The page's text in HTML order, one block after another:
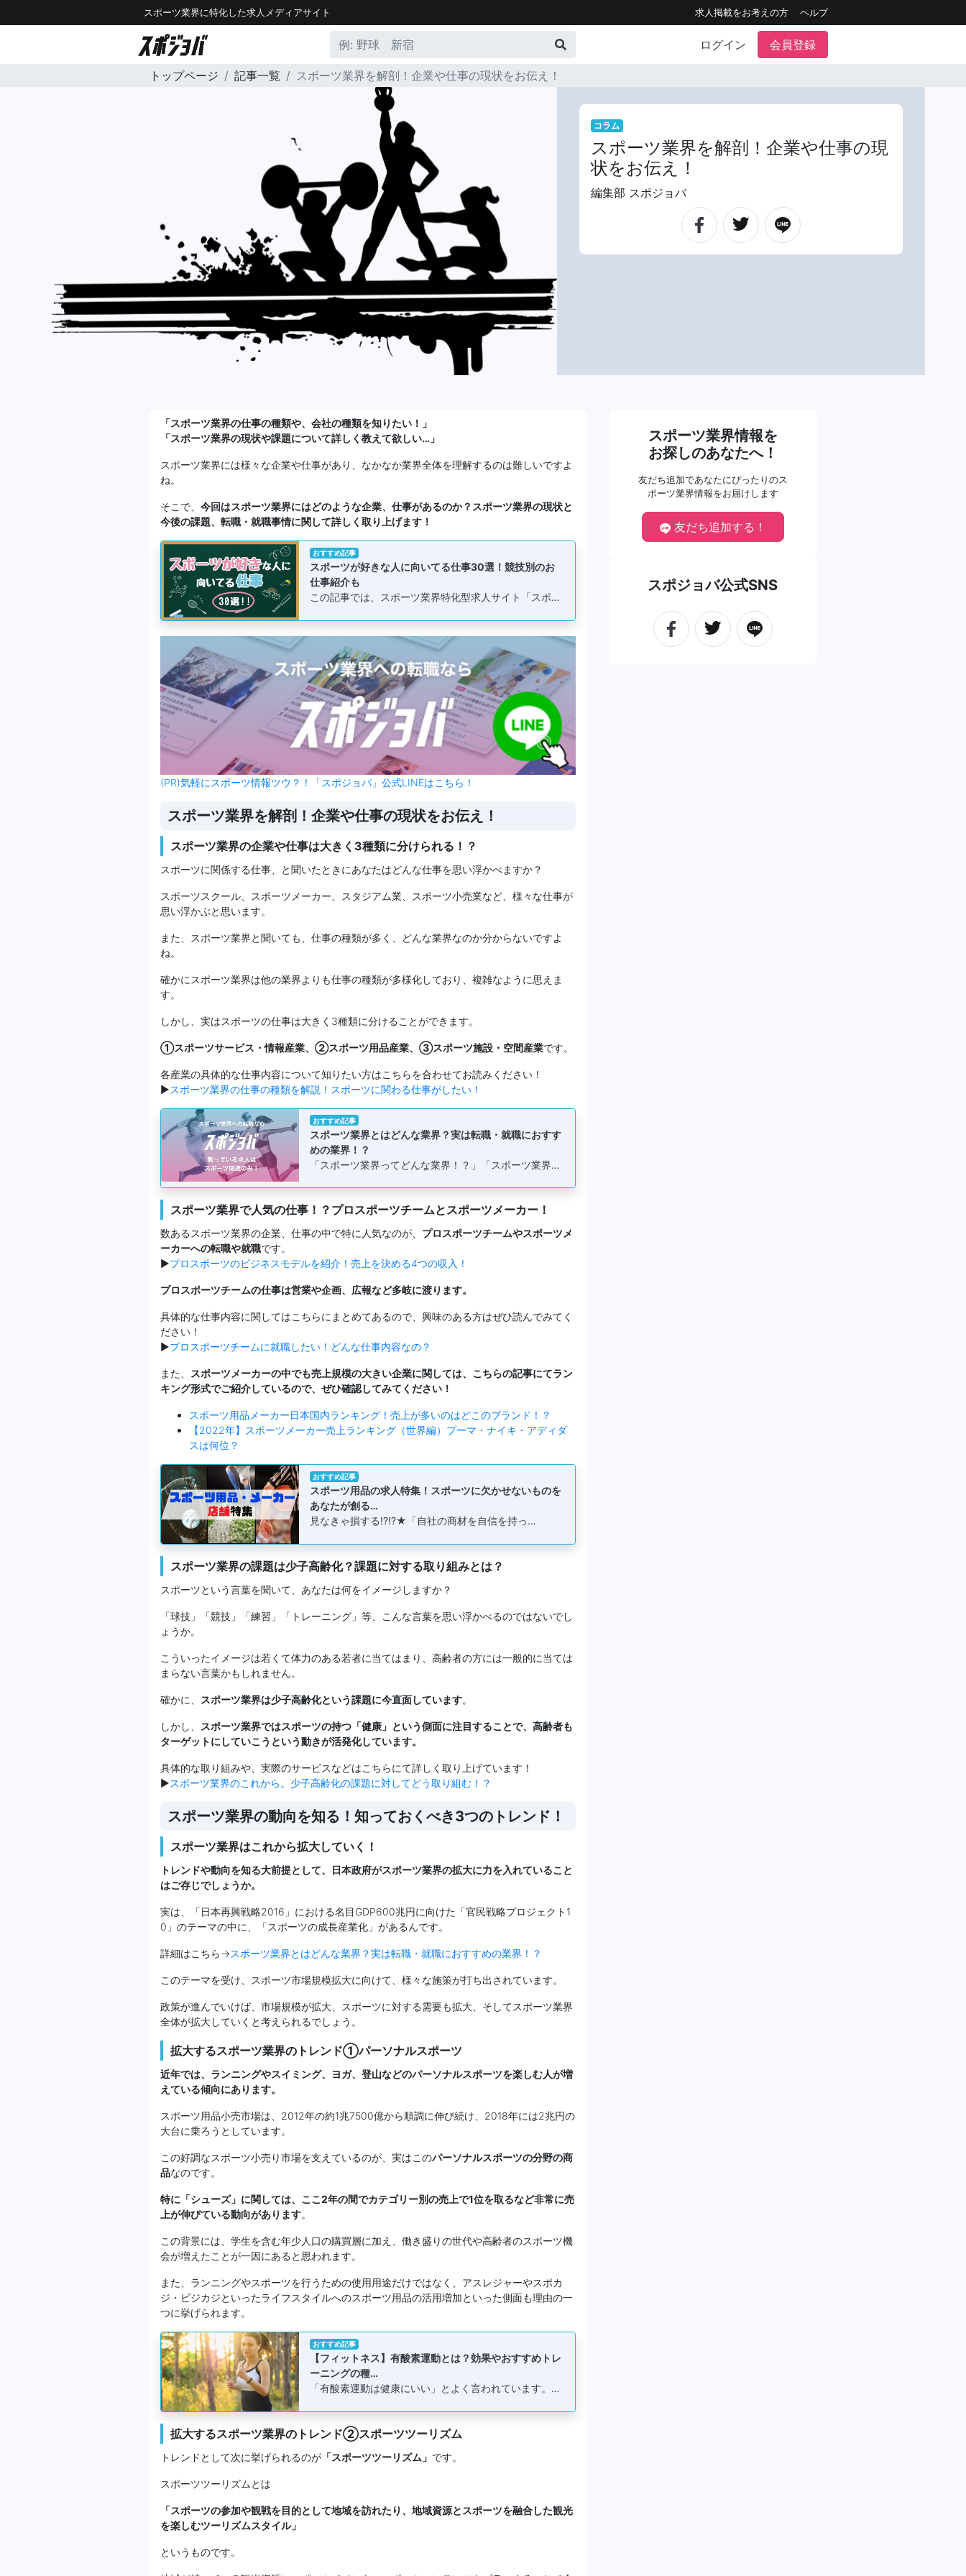
スポーツ業界に特化した求人メディアサイト 求人掲載をお考えの方 ヘルプ
ログイン 会員登録
トップページ 記事一覧 スポーツ業界を解剖！企業や仕事の現状をお伝え！
コラム
スポーツ業界を解剖！企業や仕事の現
状をお伝え！
編集部 スポジョバ
「スポーツ業界の仕事の種類や、会社の種類を知りたい！」
「スポーツ業界の現状や課題について詳しく教えて欲しい…」
スポーツ業界には様々な企業や仕事があり、なかなか業界全体を理解するのは難しいですよ
ね。
そこで、 今回はスポーツ業界にはどのような企業、仕事があるのか？スポーツ業界の現状と
今後の課題、転職・就職事情に関して詳しく取り上げます！
おすすめ記事
スポーツが好きな人に向いてる仕事30選！競技別のお
仕事紹介も
この記事では、スポーツ業界特化型求人サイト「スポ…
(PR)気軽にスポーツ情報ツウ？！「スポジョバ」公式LINEはこちら！
スポーツ業界を解剖！企業や仕事の現状をお伝え！
スポーツ業界の企業や仕事は大きく3種類に分けられる！？
スポーツに関係する仕事、と聞いたときにあなたはどんな仕事を思い浮かべますか？
スポーツスクール、スポーツメーカー、スタジアム業、スポーツ小売業など、様々な仕事が
思い浮かぶと思います。
また、スポーツ業界と聞いても、仕事の種類が多く、どんな業界なのか分からないですよ
ね。
確かにスポーツ業界は他の業界よりも仕事の種類が多様化しており、複雑なように思えま
す。
しかし、実はスポーツの仕事は大きく3種類に分けることができます。
①スポーツサービス・情報産業、②スポーツ用品産業、③スポーツ施設・空間産業です。
各産業の具体的な仕事内容について知りたい方はこちらを合わせてお読みください！
▶スポーツ業界の仕事の種類を解説！スポーツに関わる仕事がしたい！
おすすめ記事
スポーツ業界とはどんな業界？実は転職・就職におすす
めの業界！？
「スポーツ業界ってどんな業界！？」「スポーツ業界…
スポーツ業界で人気の仕事！？プロスポーツチームとスポーツメーカー！
数あるスポーツ業界の企業、仕事の中で特に人気なのが、 プロスポーツチームやスポーツメ
ーカーへの転職や就職です。
▶プロスポーツのビジネスモデルを紹介！売上を決める4つの収入！
プロスポーツチームの仕事は営業や企画、広報など多岐に渡ります。
具体的な仕事内容に関してはこちらにまとめてあるので、興味のある方はぜひ読んでみてく
ださい！
▶プロスポーツチームに就職したい！どんな仕事内容なの？
また、 スポーツメーカーの中でも売上規模の大きい企業に関しては、こちらの記事にてラン
キング形式でご紹介しているので、ぜひ確認してみてください！
スポーツ用品メーカー日本国内ランキング！売上が多いのはどこのブランド！？
【2022年】スポーツメーカー売上ランキング（世界編）プーマ・ナイキ・アディダ
スは何位？
おすすめ記事
スポーツ用品の求人特集！スポーツに欠かせないものを
あなたが創る…
見なきゃ損する!?!?★「自社の商材を自信を持っ…
スポーツ業界の課題は少子高齢化？課題に対する取り組みとは？
スポーツという言葉を聞いて、あなたは何をイメージしますか？
「球技」「競技」「練習」「トレーニング」等、こんな言葉を思い浮かべるのではないでし
ょうか。
こういったイメージは若くて体力のある若者に当てはまり、高齢者の方には一般的に当ては
まらない言葉かもしれません。
確かに、 スポーツ業界は少子高齢化という課題に今直面しています。
しかし、
スポーツ業界ではスポーツの持つ「健康」という側面に注目することで、高齢者も
ターゲットにしていこうという動きが活発化しています。
具体的な取り組みや、実際のサービスなどはこちらにて詳しく取り上げています！
▶スポーツ業界のこれから。少子高齢化の課題に対してどう取り組む！？
スポーツ業界の動向を知る！知っておくべき3つのトレンド！
スポーツ業界はこれから拡大していく！
トレンドや動向を知る大前提として、日本政府がスポーツ業界の拡大に力を入れていること
はご存じでしょうか。
実は、「日本再興戦略2016」における名目GDP600兆円に向けた「官民戦略プロジェクト1
0」のテーマの中に、「スポーツの成長産業化」があるんです。
詳細はこちら→スポーツ業界とはどんな業界？実は転職・就職におすすめの業界！？
このテーマを受け、スポーツ市場規模拡大に向けて、様々な施策が打ち出されています。
政策が進んでいけば、市場規模が拡大、スポーツに対する需要も拡大、そしてスポーツ業界
全体が拡大していくと考えられるでしょう。
拡大するスポーツ業界のトレンド①パーソナルスポーツ
近年では、ランニングやスイミング、ヨガ、登山などのパーソナルスポーツを楽しむ人が増
えている傾向にあります。
スポーツ用品小売市場は、2012年の約1兆7500億から順調に伸び続け、2018年には2兆円の
大台に乗ろうとしています。
この好調なスポーツ小売り市場を支えているのが、実はこのパーソナルスポーツの分野の商
品なのです。
特に「シューズ」に関しては、ここ2年の間でカテゴリー別の売上で1位を取るなど非常に売
上が伸びている動向があります。
この背景には、学生を含む年少人口の購買層に加え、働き盛りの世代や高齢者のスポーツ機
会が増えたことが一因にあると思われます。
また、ランニングやスポーツを行うための使用用途だけではなく、アスレジャーやスポカ
ジ・ビジカジといったライフスタイルへのスポーツ用品の活用増加といった側面も理由の一
つに挙げられます。
おすすめ記事
【フィットネス】有酸素運動とは？効果やおすすめトレ
ーニングの種…
「有酸素運動は健康にいい」とよく言われています。…
拡大するスポーツ業界のトレンド②スポーツツーリズム
トレンドとして次に挙げられるのが 「スポーツツーリズム」 です。
スポーツツーリズムとは
「スポーツの参加や観戦を目的として地域を訪れたり、地域資源とスポーツを融合した観光
を楽しむツーリズムスタイル」
というものです。
スポーツ業界情報を
お探しのあなたへ！
友だち追加であなたにぴったりのス
ポーツ業界情報をお届けします
友だち追加する！
スポジョバ公式SNS